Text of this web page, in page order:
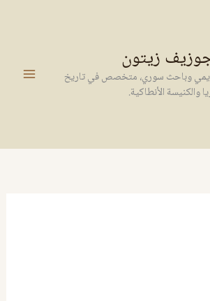
زيتون
وباحث سوري، متخصص في تاريخ
والكنيسة الأنطاكية.